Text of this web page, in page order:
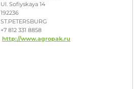
Ul. Sofiyskaya 14
192236
ST.PETERSBURG
+7 812 331 8858
http://www.agropak.ru